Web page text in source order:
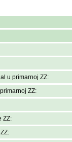
u primarnoj ZZ:
ZZ:
ZZ: